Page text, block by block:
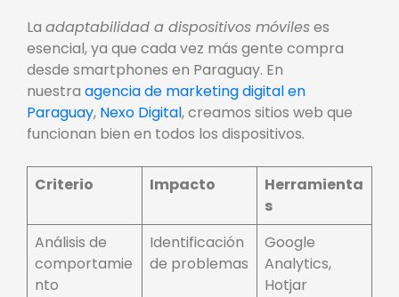
La adaptabilidad a dispositivos móvileses
esencial, ya que cada vez más gente compra
desde smartphones en Paraguay. En
nuestra agencia de marketing digital en
Paraguay, Nexo Digital, creamos sitios web que
funcionan bien en todos los dispositivos.
Criterio Impacto
Herramienta
s
Análisis de
comportamie
nto
Identificación
de problemas
Google
Analytics,
Hotjar